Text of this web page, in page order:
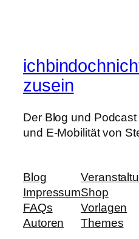
zusein
Der Blog und
und E-Mobilität von
Blog
Impressum
FAQs
Autoren
Shop
Vorlagen
Themes